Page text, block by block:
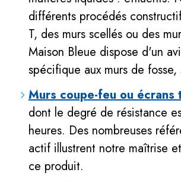
différents procédés
T, des murs scellés ou des
Maison Bleue dispose d'un
spécifique aux murs de
Murs coupe-feu ou écrans
dont le degré de résistance
heures. Des nombreuses
actif illustrent notre maîtrise
ce produit.